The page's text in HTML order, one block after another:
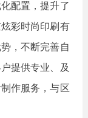
配置，提升了
彩时尚印刷有
，不断完善自
提供专业、及
作服务，与区